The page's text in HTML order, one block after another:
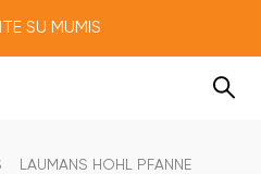
SU MUMIS
LAUMANS HOHL PFANNE